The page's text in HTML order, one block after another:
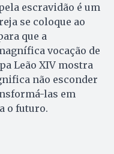
escravidão é um
se coloque ao
que a
vocação de
Leão XIV mostra
não esconder
las em
o futuro.